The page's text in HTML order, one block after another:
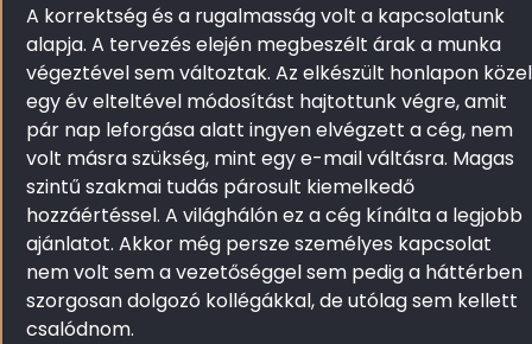
A korrektség és a rugalmasság volt a kapcsolatunk
alapja. A tervezés elején megbeszélt árak a munka
végeztével sem változtak. Az elkészült honlapon közel
egy év elteltével módosítást hajtottunk végre, amit
pár nap leforgása alatt ingyen elvégzett a cég, nem
volt másra szükség, mint egy e-mail váltásra. Magas
szintű szakmai tudás párosult kiemelkedő
hozzáértéssel. A világhálón ez a cég kínálta a legjobb
ajánlatot. Akkor még persze személyes kapcsolat
nem volt sem a vezetőséggel sem pedig a háttérben
szorgosan dolgozó kollégákkal, de utólag sem kellett
csalódnom.